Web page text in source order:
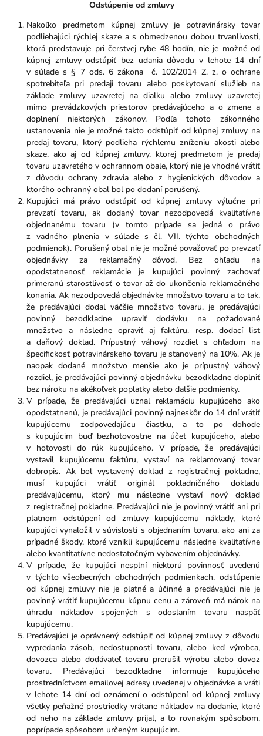
Odstúpenie od zmluvy
Nakoľko predmetom kúpnej zmluvy je potravinársky tovar
podliehajúci rýchlej skaze a s obmedzenou dobou trvanlivosti,
ktorá predstavuje pri čerstvej rybe 48 hodín, nie je možné od
kúpnej zmluvy odstúpiť bez udania dôvodu v lehote 14 dní
v súlade s § 7 ods. 6 zákona č. 102/2014 Z. z. o ochrane
spotrebiteľa pri predaji tovaru alebo poskytovaní služieb na
základe zmluvy uzavretej na diaľku alebo zmluvy uzavretej
mimo prevádzkových priestorov predávajúceho a o zmene a
doplnení niektorých zákonov. Podľa tohoto zákonného
ustanovenia nie je možné takto odstúpiť od kúpnej zmluvy na
predaj tovaru, ktorý podlieha rýchlemu zníženiu akosti alebo
skaze, ako aj od kúpnej zmluvy, ktorej predmetom je predaj
tovaru uzavretého v ochrannom obale, ktorý nie je vhodné vrátiť
z dôvodu ochrany zdravia alebo z hygienických dôvodov a
ktorého ochranný obal bol po dodaní porušený.
Kupujúci má právo odstúpiť od kúpnej zmluvy výlučne pri
prevzatí tovaru, ak dodaný tovar nezodpovedá kvalitatívne
objednanému tovaru (v tomto prípade sa jedná o právo
z vadného plnenia v súlade s čl. VII. týchto obchodných
podmienok). Porušený obal nie je možné považovať po prevzatí
objednávky za reklamačný dôvod. Bez ohľadu na
opodstatnenosť reklamácie je kupujúci povinný zachovať
primeranú starostlivosť o tovar až do ukončenia reklamačného
konania. Ak nezodpovedá objednávke množstvo tovaru a to tak,
že predávajúci dodal väčšie množstvo tovaru, je predávajúci
povinný bezodkladne upraviť dodávku na požadované
množstvo a následne opraviť aj faktúru. resp. dodací list
a daňový doklad. Prípustný váhový rozdiel s ohľadom na
špecifickosť potravinárskeho tovaru je stanovený na 10%. Ak je
naopak dodané množstvo menšie ako je prípustný váhový
rozdiel, je predávajúci povinný objednávku bezodkladne doplniť
bez nároku na akékoľvek poplatky alebo ďalšie podmienky.
V prípade, že predávajúci uznal reklamáciu kupujúceho ako
opodstatnenú, je predávajúci povinný najneskôr do 14 dní vrátiť
kupujúcemu zodpovedajúcu čiastku, a to po dohode
s kupujúcim buď bezhotovostne na účet kupujúceho, alebo
v hotovosti do rúk kupujúceho. V prípade, že predávajúci
vystavil kupujúcemu faktúru, vystaví na reklamovaný tovar
dobropis. Ak bol vystavený doklad z registračnej pokladne,
musí kupujúci vrátiť originál pokladničného dokladu
predávajúcemu, ktorý mu následne vystaví nový doklad
z registračnej pokladne. Predávajúci nie je povinný vrátiť ani pri
platnom odstúpení od zmluvy kupujúcemu náklady, ktoré
kupujúci vynaložil v súvislosti s objednaním tovaru, ako ani za
prípadné škody, ktoré vznikli kupujúcemu následne kvalitatívne
alebo kvantitatívne nedostatočným vybavením objednávky.
V prípade, že kupujúci nesplní niektorú povinnosť uvedenú
v týchto všeobecných obchodných podmienkach, odstúpenie
od kúpnej zmluvy nie je platné a účinné a predávajúci nie je
povinný vrátiť kupujúcemu kúpnu cenu a zároveň má nárok na
úhradu nákladov spojených s odoslaním tovaru naspäť
kupujúcemu.
Predávajúci je oprávnený odstúpiť od kúpnej zmluvy z dôvodu
vypredania zásob, nedostupnosti tovaru, alebo keď výrobca,
dovozca alebo dodávateľ tovaru prerušil výrobu alebo dovoz
tovaru. Predávajúci bezodkladne informuje kupujúceho
prostredníctvom emailovej adresy uvedenej v objednávke a vráti
v lehote 14 dní od oznámení o odstúpení od kúpnej zmluvy
všetky peňažné prostriedky vrátane nákladov na dodanie, ktoré
od neho na základe zmluvy prijal, a to rovnakým spôsobom,
poprípade spôsobom určeným kupujúcim.